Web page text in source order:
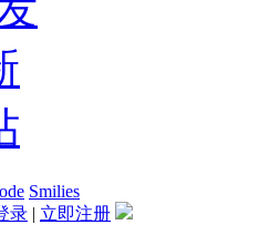
Smilies
录 | 立即注册